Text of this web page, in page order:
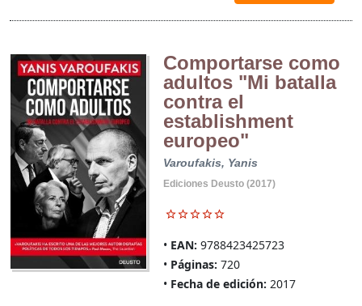
Comportarse como
adultos "Mi batalla
contra el
establishment
europeo"
Varoufakis, Yanis
Ediciones Deusto (2017)
EAN: 9788423425723
Páginas: 720
Fecha de edición: 2017